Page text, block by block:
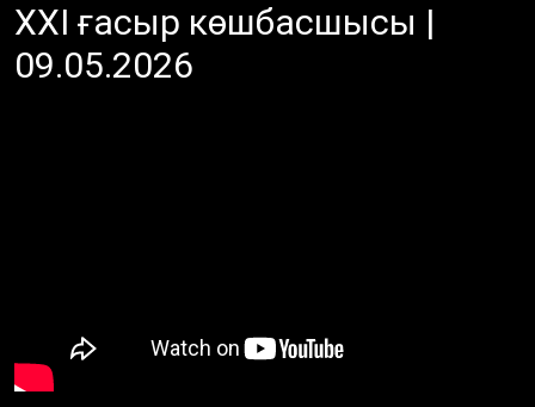
XXI ғасыр көшбасшысы |
09.05.2026